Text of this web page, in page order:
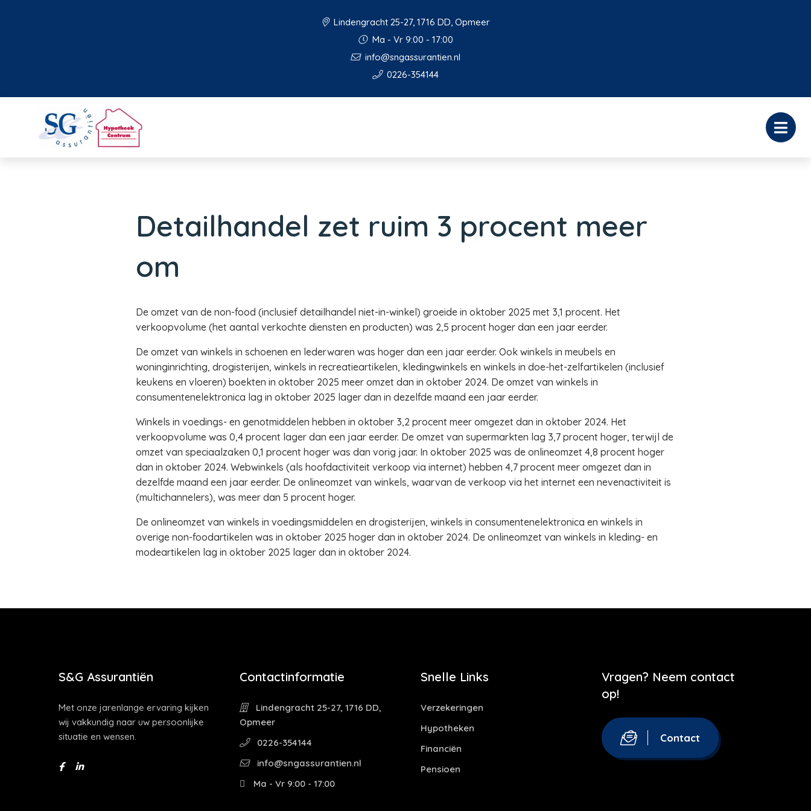
Lindengracht 25-27, 1716 DD, Opmeer
Ma - Vr 9:00 - 17:00
info@sngassurantien.nl
0226-354144
Detailhandel zet ruim 3 procent meer
om
De omzet van de non-food (inclusief detailhandel niet-in-winkel) groeide in oktober 2025 met 3,1 procent. Het
verkoopvolume (het aantal verkochte diensten en producten) was 2,5 procent hoger dan een jaar eerder.
De omzet van winkels in schoenen en lederwaren was hoger dan een jaar eerder. Ook winkels in meubels en
woninginrichting, drogisterijen, winkels in recreatieartikelen, kledingwinkels en winkels in doe-het-zelfartikelen (inclusief
keukens en vloeren) boekten in oktober 2025 meer omzet dan in oktober 2024. De omzet van winkels in
consumentenelektronica lag in oktober 2025 lager dan in dezelfde maand een jaar eerder.
Winkels in voedings- en genotmiddelen hebben in oktober 3,2 procent meer omgezet dan in oktober 2024. Het
verkoopvolume was 0,4 procent lager dan een jaar eerder. De omzet van supermarkten lag 3,7 procent hoger, terwijl de
omzet van speciaalzaken 0,1 procent hoger was dan vorig jaar. In oktober 2025 was de onlineomzet 4,8 procent hoger
dan in oktober 2024. Webwinkels (als hoofdactiviteit verkoop via internet) hebben 4,7 procent meer omgezet dan in
dezelfde maand een jaar eerder. De onlineomzet van winkels, waarvan de verkoop via het internet een nevenactiviteit is
(multichannelers), was meer dan 5 procent hoger.
De onlineomzet van winkels in voedingsmiddelen en drogisterijen, winkels in consumentenelektronica en winkels in
overige non-foodartikelen was in oktober 2025 hoger dan in oktober 2024. De onlineomzet van winkels in kleding- en
modeartikelen lag in oktober 2025 lager dan in oktober 2024.
S&G Assurantiën
Met onze jarenlange ervaring kijken
wij vakkundig naar uw persoonlijke
situatie en wensen.
Contactinformatie
Lindengracht 25-27, 1716 DD,
Opmeer
0226-354144
info@sngassurantien.nl
Ma - Vr 9:00 - 17:00
Snelle Links
Verzekeringen
Hypotheken
Financiën
Pensioen
Vragen? Neem contact
op!
Contact